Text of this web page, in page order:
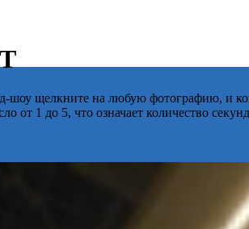
шоу щелкните на любую фотографию, и
от 1 до 5, что означает количество